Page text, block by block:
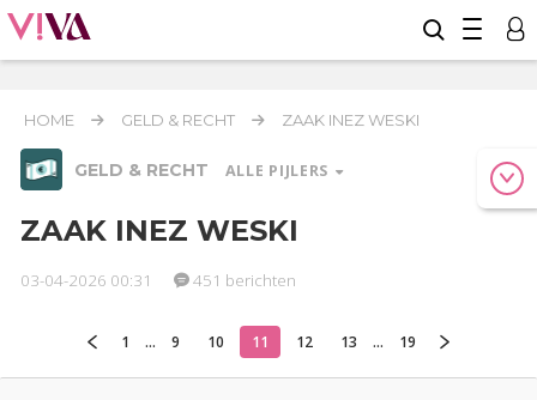
HOME GELD & RECHT ZAAK INEZ WESKI
GELD & RECHT ALLE PIJLERS
Relaties Werk & Studie
Geld & Recht
Seks Gezondheid
Coronavirus
Overig
ZAAK INEZ WESKI
03-04-2026 00:31 451 berichten
1 ... 9 10 11 12 13 ... 19